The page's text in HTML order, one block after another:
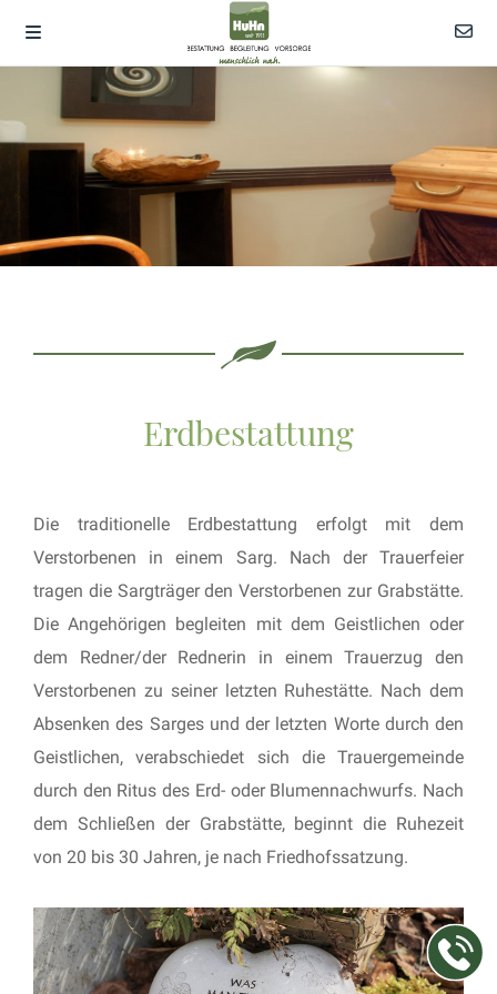
Erdbestattung
Die traditionelle Erdbestattung erfolgt mit dem
Verstorbenen in einem Sarg. Nach der Trauerfeier
tragen die Sargträger den Verstorbenen zur Grabstätte.
Die Angehörigen begleiten mit dem Geistlichen oder
dem Redner/der Rednerin in einem Trauerzug den
Verstorbenen zu seiner letzten Ruhestätte. Nach dem
Absenken des Sarges und der letzten Worte durch den
Geistlichen, verabschiedet sich die Trauergemeinde
durch den Ritus des Erd- oder Blumennachwurfs. Nach
dem Schließen der Grabstätte, beginnt die Ruhezeit
von 20 bis 30 Jahren, je nach Friedhofssatzung.